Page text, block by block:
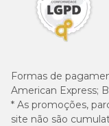
Formas de
American Express;
* As promoções,
site não são